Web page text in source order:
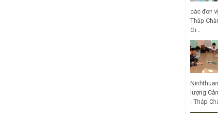
các đơn
Tháp
Gi...
lượng
- Tháp